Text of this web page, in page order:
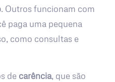
. Outros funcionam com
paga uma pequena
como consultas e
de carência, que são